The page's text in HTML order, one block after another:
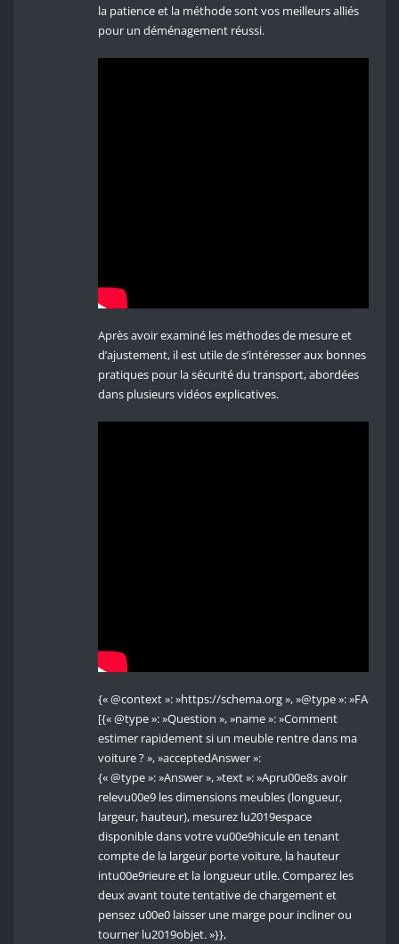
la patience et la méthode sont vos meilleurs alliés
pour un déménagement réussi.
Après avoir examiné les méthodes de mesure et
d’ajustement, il est utile de s’intéresser aux bonnes
pratiques pour la sécurité du transport, abordées
dans plusieurs vidéos explicatives.
{« @context »: »https://schema.org », »@type »:
[{« @type »: »Question », »name »: »Comment
estimer rapidement si un meuble rentre dans ma
voiture ? », »acceptedAnswer »:
{« @type »: »Answer », »text »: »Apru00e8s avoir
relevu00e9 les dimensions meubles (longueur,
largeur, hauteur), mesurez lu2019espace
disponible dans votre vu00e9hicule en tenant
compte de la largeur porte voiture, la hauteur
intu00e9rieure et la longueur utile. Comparez les
deux avant toute tentative de chargement et
pensez u00e0 laisser une marge pour incliner ou
tourner lu2019objet. »}},